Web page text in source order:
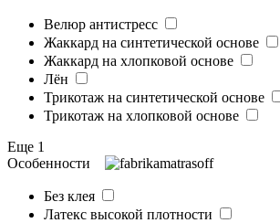
Велюр антистресс
Жаккард на синтетической основе
Жаккард на хлопковой основе
Лён
Трикотаж на синтетической основе
Трикотаж на хлопковой основе
Еще 1
Особенности
Без клея
Латекс высокой плотности